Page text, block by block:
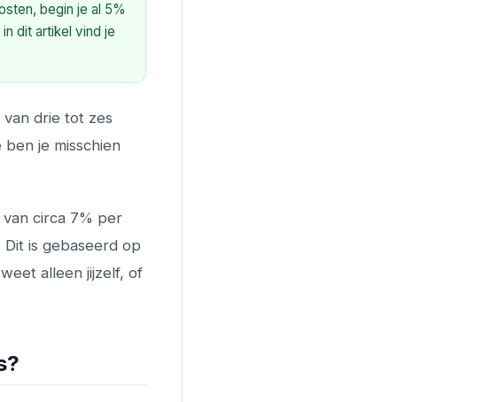
begin je al 5%
dit artikel vind je
drie tot zes
je misschien
van circa 7% per
is gebaseerd op
alleen jijzelf, of